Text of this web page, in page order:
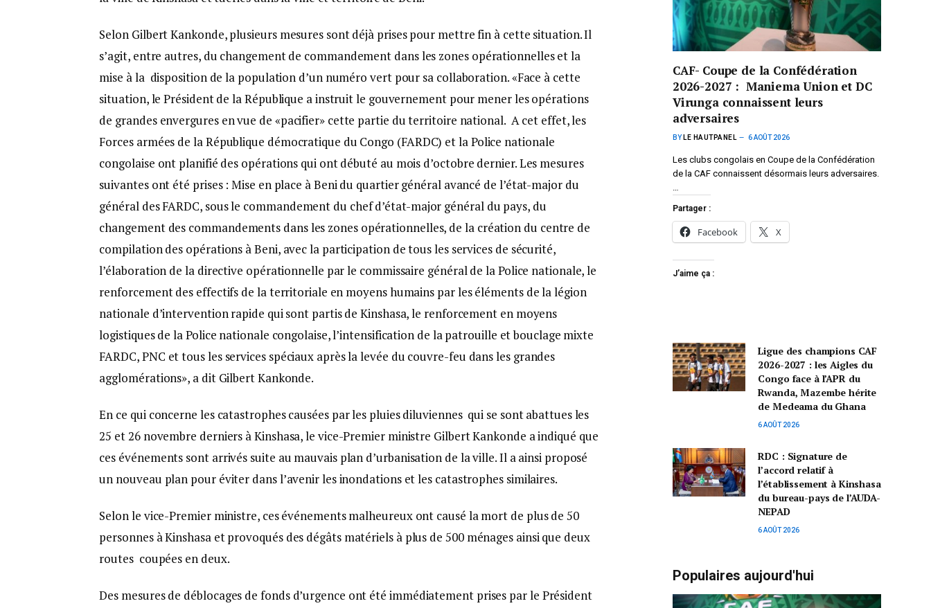
Selon Gilbert Kankonde, plusieurs mesures sont déjà prises pour mettre fin à cette situation. Il
s’agit, entre autres, du changement de commandement dans les zones opérationnelles et la
mise à la disposition de la population d’un numéro vert pour sa collaboration. «Face à cette
situation, le Président de la République a instruit le gouvernement pour mener les opérations
de grandes envergures en vue de «pacifier» cette partie du territoire national. A cet effet, les
Forces armées de la République démocratique du Congo (FARDC) et la Police nationale
congolaise ont planifié des opérations qui ont débuté au mois d’octobre dernier. Les mesures
suivantes ont été prises : Mise en place à Beni du quartier général avancé de l’état-major du
général des FARDC, sous le commandement du chef d’état-major général du pays, du
changement des commandements dans les zones opérationnelles, de la création du centre de
compilation des opérations à Beni, avec la participation de tous les services de sécurité,
l’élaboration de la directive opérationnelle par le commissaire général de la Police nationale, le
renforcement des effectifs de la territoriale en moyens humains par les éléments de la légion
nationale d’intervention rapide qui sont partis de Kinshasa, le renforcement en moyens
logistiques de la Police nationale congolaise, l’intensification de la patrouille et bouclage mixte
FARDC, PNC et tous les services spéciaux après la levée du couvre-feu dans les grandes
agglomérations», a dit Gilbert Kankonde.
En ce qui concerne les catastrophes causées par les pluies diluviennes qui se sont abattues les
25 et 26 novembre derniers à Kinshasa, le vice-Premier ministre Gilbert Kankonde a indiqué que
ces événements sont arrivés suite au mauvais plan d’urbanisation de la ville. Il a ainsi proposé
un nouveau plan pour éviter dans l’avenir les inondations et les catastrophes similaires.
Selon le vice-Premier ministre, ces événements malheureux ont causé la mort de plus de 50
personnes à Kinshasa et provoqués des dégâts matériels à plus de 500 ménages ainsi que deux
routes coupées en deux.
Des mesures de déblocages de fonds d’urgence ont été immédiatement prises par le Président
CAF- Coupe de la Confédération
2026-2027 : Maniema Union et DC
Virunga connaissent leurs
adversaires
BY LE HAUTPANEL 6 AOÛT 2026
Les clubs congolais en Coupe de la Confédération
de la CAF connaissent désormais leurs adversaires.
…
Partager :
Facebook X
J’aime ça :
Ligue des champions CAF
2026-2027 : les Aigles du
Congo face à l’APR du
Rwanda, Mazembe hérite
de Medeama du Ghana
6 AOÛT 2026
RDC : Signature de
l’accord relatif à
l’établissement à Kinshasa
du bureau-pays de l’AUDA-
NEPAD
6 AOÛT 2026
Populaires aujourd'hui